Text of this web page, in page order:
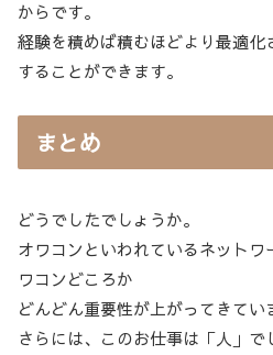
からです。
経験を積めば積むほどより最適
することができます。
まとめ
どうでしたでしょうか。
オワコンといわれているネット
ワコンどころか
どんどん重要性が上がってきてい
さらには、このお仕事は「人」で